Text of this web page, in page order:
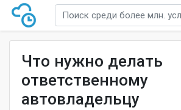
Что нужно делать
ответственному
автовладельцу